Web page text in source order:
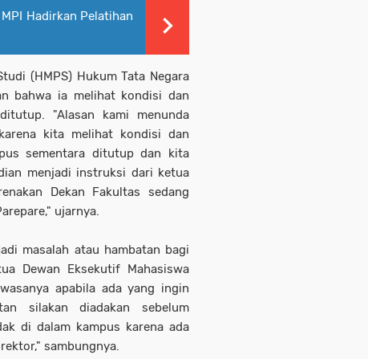
Hadirkan Pelatihan
(HMPS) Hukum Tata Negara
bahwa ia melihat kondisi dan
"Alasan kami menunda
kita melihat kondisi dan
sementara ditutup dan kita
menjadi instruksi dari ketua
Dekan Fakultas sedang
ujarnya.
masalah atau hambatan bagi
Dewan Eksekutif Mahasiswa
apabila ada yang ingin
silakan diadakan sebelum
di dalam kampus karena ada
sambungnya.